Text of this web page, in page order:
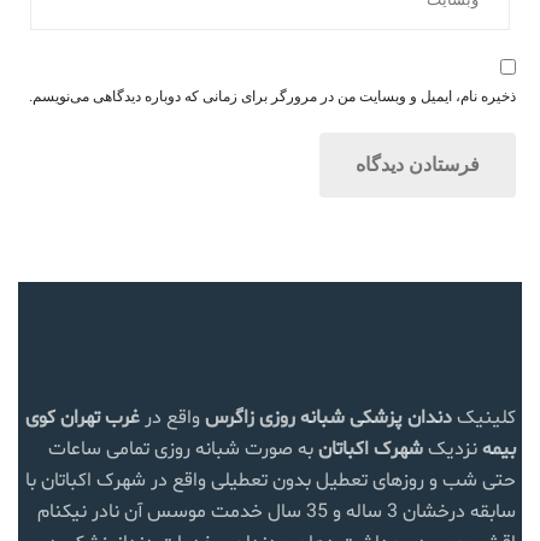
ذخیره نام، ایمیل و وبسایت من در مرورگر برای زمانی که دوباره دیدگاهی می‌نویسم.
کلینیکدندان پزشکی شبانه روزی زاگرس واقع در غرب تهرانکوی
بیمهنزدیکشهرک اکباتانبه صورت شبانه روزی تمامی ساعات
حتی شب و روزهای تعطیل بدون تعطیلی واقع در شهرک اکباتان با
سابقه درخشان 3 ساله و 35 سال خدمت موسس آن نادر نیکنام